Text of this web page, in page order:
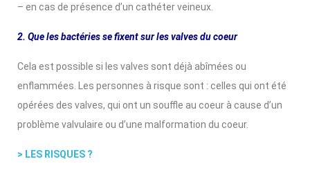
– en cas de présence d’un cathéter veineux.
2. Que les bactéries se fixent sur les valves du coeur
Cela est possible si les valves sont déjà abîmées ou
enflammées. Les personnes à risque sont : celles qui ont été
opérées des valves, qui ont un souffle au coeur à cause d’un
problème valvulaire ou d’une malformation du coeur.
> LES RISQUES ?